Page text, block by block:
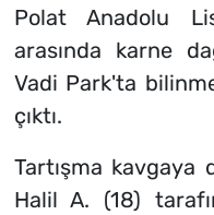
Polat Anadolu
arasında karne
Vadi Park'ta
çıktı.
Tartışma kavgaya
Halil A. (18)